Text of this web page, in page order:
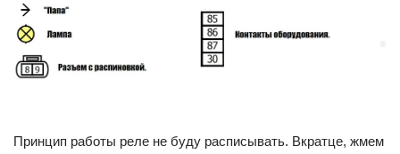
Принцип работы реле не буду расписывать. Вкратце, жмем